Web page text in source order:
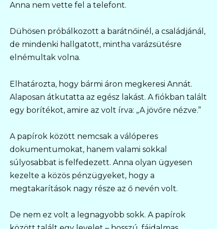
Anna nem vette fel a telefont.
Dühösen próbálkozott a barátnőinél, a családjánál,
de mindenki hallgatott, mintha varázsütésre
elnémultak volna.
Elhatározta, hogy bármi áron megkeresi Annát.
Alaposan átkutatta az egész lakást. A fiókban talált
egy borítékot, amire az volt írva: „A jövőre nézve.”
A papírok között nemcsak a válóperes
dokumentumokat, hanem valami sokkal
súlyosabbat is felfedezett. Anna olyan ügyesen
kezelte a közös pénzügyeket, hogy a
megtakarítások nagy része az ő nevén volt.
De nem ez volt a legnagyobb sokk. A papírok